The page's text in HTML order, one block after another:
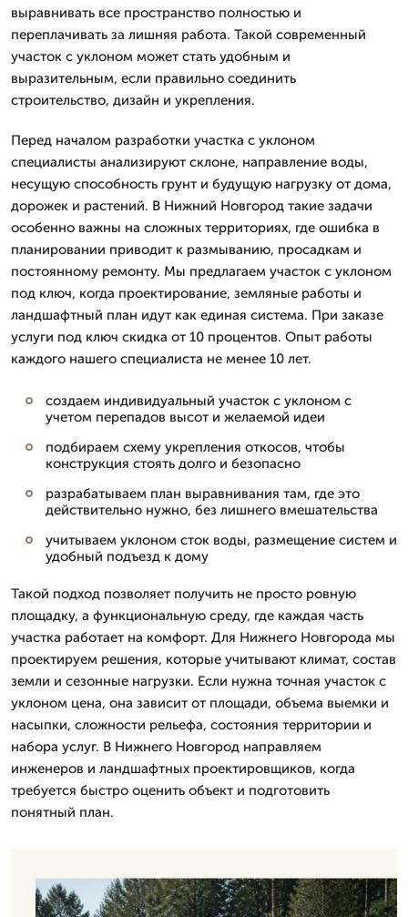
выравнивать все пространство полностью и
переплачивать за лишняя работа. Такой современный
участок с уклоном может стать удобным и
выразительным, если правильно соединить
строительство, дизайн и укрепления.
Перед началом разработки участка с уклоном
специалисты анализируют склоне, направление воды,
несущую способность грунт и будущую нагрузку от дома,
дорожек и растений. В Нижний Новгород такие задачи
особенно важны на сложных территориях, где ошибка в
планировании приводит к размыванию, просадкам и
постоянному ремонту. Мы предлагаем участок с уклоном
под ключ, когда проектирование, земляные работы и
ландшафтный план идут как единая система. При заказе
услуги под ключ скидка от 10 процентов. Опыт работы
каждого нашего специалиста не менее 10 лет.
создаем индивидуальный участок с уклоном с
учетом перепадов высот и желаемой идеи
подбираем схему укрепления откосов, чтобы
конструкция стоять долго и безопасно
разрабатываем план выравнивания там, где это
действительно нужно, без лишнего вмешательства
учитываем уклоном сток воды, размещение систем и
удобный подъезд к дому
Такой подход позволяет получить не просто ровную
площадку, а функциональную среду, где каждая часть
участка работает на комфорт. Для Нижнего Новгорода мы
проектируем решения, которые учитывают климат, состав
земли и сезонные нагрузки. Если нужна точная участок с
уклоном цена, она зависит от площади, объема выемки и
насыпки, сложности рельефа, состояния территории и
набора услуг. В Нижнего Новгород направляем
инженеров и ландшафтных проектировщиков, когда
требуется быстро оценить объект и подготовить
понятный план.